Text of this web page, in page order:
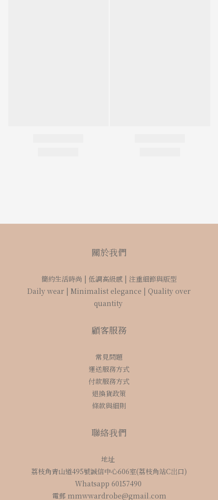
關於我們
簡約生活時尚 | 低調高級感 | 注重細節與版型
Daily wear | Minimalist elegance | Quality over
quantity
顧客服務
常見問題
運送服務方式
付款服務方式
退換貨政策
條款與細則
聯絡我們
地址
荔枝角青山道495號誠信中心606室(荔枝角站C岀口)
Whatsapp 60157490
電郵 mmwwardrobe@gmail.com